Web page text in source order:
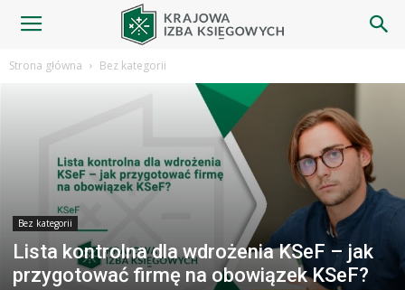
Blog
Strona główna Bez kategorii
Bez kategorii
Lista kontrolna dla wdrożenia KSeF – jak
przygotować firmę na obowiązek KSeF?